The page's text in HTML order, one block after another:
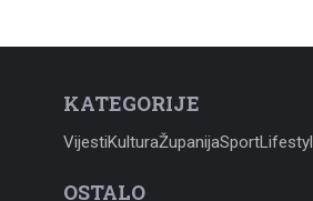
KATEGORIJE
VijestiKulturaŽupanijaSport
OSTALO